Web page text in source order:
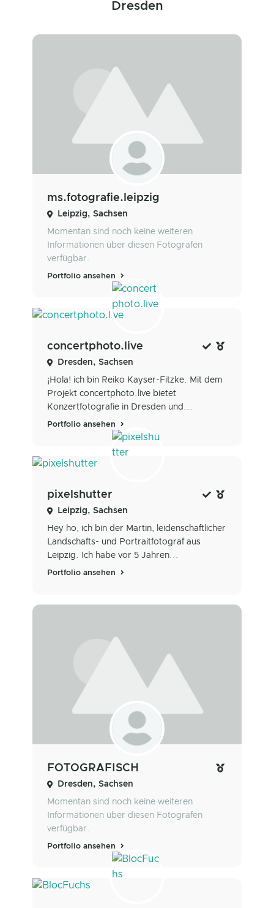
Dresden
ms.fotografie.leipzig
Leipzig, Sachsen
Momentan sind noch keine weiteren
Informationen über diesen Fotografen
verfügbar.
Portfolio ansehen
concertphoto.live
Dresden, Sachsen
¡Hola! ich bin Reiko Kayser-Fitzke. Mit dem
Projekt concertphoto.live bietet
Konzertfotografie in Dresden und...
Portfolio ansehen
pixelshutter
Leipzig, Sachsen
Hey ho, ich bin der Martin, leidenschaftlicher
Landschafts- und Portraitfotograf aus
Leipzig. Ich habe vor 5 Jahren...
Portfolio ansehen
FOTOGRAFISCH
Dresden, Sachsen
Momentan sind noch keine weiteren
Informationen über diesen Fotografen
verfügbar.
Portfolio ansehen